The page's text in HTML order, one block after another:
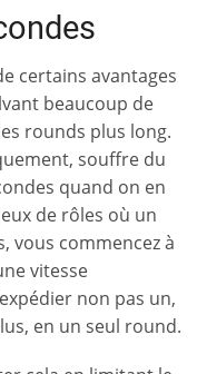
certains avantages
beaucoup de
rounds plus long.
souffre du
quand on en
de rôles où un
vous commencez à
vitesse
non pas un,
en un seul round.